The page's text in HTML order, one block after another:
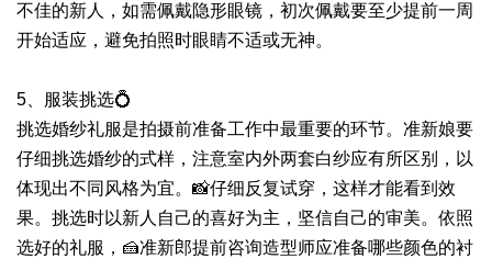
不佳的新人，如需佩戴隐形眼镜，初次佩戴要至少提前一周
开始适应，避免拍照时眼睛不适或无神。
5、服装挑选💍
挑选婚纱礼服是拍摄前准备工作中最重要的环节。准新娘要
仔细挑选婚纱的式样，注意室内外两套白纱应有所区别，以
体现出不同风格为宜。📸仔细反复试穿，这样才能看到效
果。挑选时以新人自己的喜好为主，坚信自己的审美。依照
选好的礼服，🍰准新郎提前咨询造型师应准备哪些颜色的衬